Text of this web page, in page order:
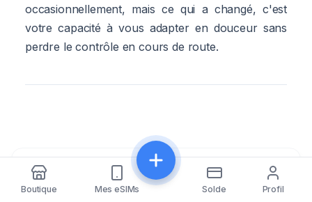
occasionnellement, mais ce qui a changé, c'est
votre capacité à vous adapter en douceur sans
perdre le contrôle en cours de route.
Cet article vous a été utile ? Partagez-le !
Partager
Boutique Mes eSIMs Solde Profil